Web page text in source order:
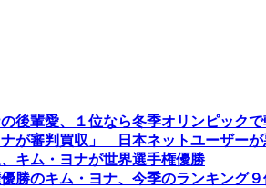
後輩愛、１位なら冬季オリンピック
ナが審判買収」 日本ネットユーザー
キム・ヨナが世界選手権優勝
勝のキム・ヨナ、今季のランキング